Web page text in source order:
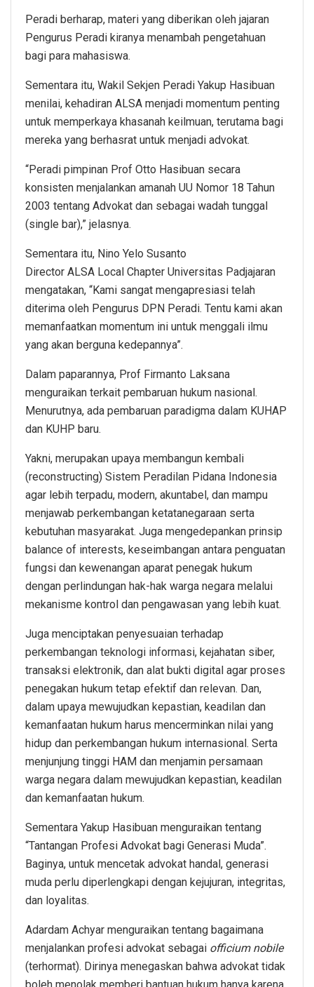
Peradi berharap, materi yang diberikan oleh jajaran
Pengurus Peradi kiranya menambah pengetahuan
bagi para mahasiswa.
Sementara itu, Wakil Sekjen Peradi Yakup Hasibuan
menilai, kehadiran ALSA menjadi momentum penting
untuk memperkaya khasanah keilmuan, terutama bagi
mereka yang berhasrat untuk menjadi advokat.
“Peradi pimpinan Prof Otto Hasibuan secara
konsisten menjalankan amanah UU Nomor 18 Tahun
2003 tentang Advokat dan sebagai wadah tunggal
(single bar),” jelasnya.
Sementara itu, Nino Yelo Susanto
Director ALSA Local Chapter Universitas Padjajaran
mengatakan, “Kami sangat mengapresiasi telah
diterima oleh Pengurus DPN Peradi. Tentu kami akan
memanfaatkan momentum ini untuk menggali ilmu
yang akan berguna kedepannya”.
Dalam paparannya, Prof Firmanto Laksana
menguraikan terkait pembaruan hukum nasional.
Menurutnya, ada pembaruan paradigma dalam KUHAP
dan KUHP baru.
Yakni, merupakan upaya membangun kembali
(reconstructing) Sistem Peradilan Pidana Indonesia
agar lebih terpadu, modern, akuntabel, dan mampu
menjawab perkembangan ketatanegaraan serta
kebutuhan masyarakat. Juga mengedepankan prinsip
balance of interests, keseimbangan antara penguatan
fungsi dan kewenangan aparat penegak hukum
dengan perlindungan hak-hak warga negara melalui
mekanisme kontrol dan pengawasan yang lebih kuat.
Juga menciptakan penyesuaian terhadap
perkembangan teknologi informasi, kejahatan siber,
transaksi elektronik, dan alat bukti digital agar proses
penegakan hukum tetap efektif dan relevan. Dan,
dalam upaya mewujudkan kepastian, keadilan dan
kemanfaatan hukum harus mencerminkan nilai yang
hidup dan perkembangan hukum internasional. Serta
menjunjung tinggi HAM dan menjamin persamaan
warga negara dalam mewujudkan kepastian, keadilan
dan kemanfaatan hukum.
Sementara Yakup Hasibuan menguraikan tentang
“Tantangan Profesi Advokat bagi Generasi Muda”.
Baginya, untuk mencetak advokat handal, generasi
muda perlu diperlengkapi dengan kejujuran, integritas,
dan loyalitas.
Adardam Achyar menguraikan tentang bagaimana
menjalankan profesi advokat sebagai officium nobile
(terhormat). Dirinya menegaskan bahwa advokat tidak